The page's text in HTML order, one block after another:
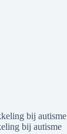
bij autisme
bij autisme